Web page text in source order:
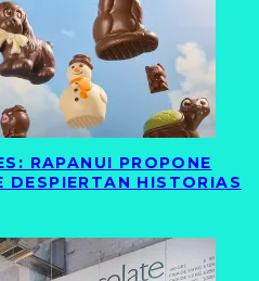
RAPANUI PROPONE
DESPIERTAN HISTORIAS